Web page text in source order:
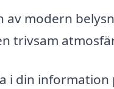
av modern
trivsam
i din information